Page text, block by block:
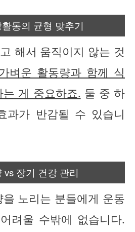
동의 균형 맞추기
해서 움직이지 않는 것
벼운 활동량과 함께 식
게 중요하죠. 둘 중 하
과가 반감될 수 있습니
vs 장기 건강 관리
노리는 분들에게 운동
려울 수밖에 없습니다.